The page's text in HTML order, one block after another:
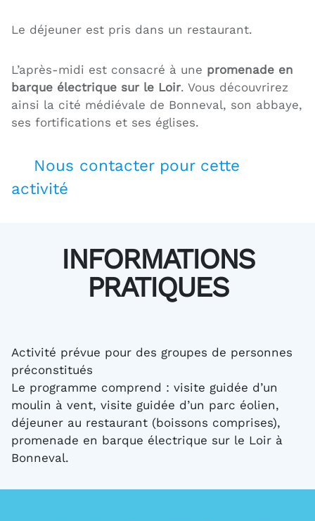
Le déjeuner est pris dans un restaurant.
L’après-midi est consacré à une promenade en
barque électrique sur le Loir. Vous découvrirez
ainsi la cité médiévale de Bonneval, son abbaye,
ses fortifications et ses églises.
Nous contacter pour cette
activité
INFORMATIONS
PRATIQUES
Activité prévue pour des groupes de personnes
préconstitués
Le programme comprend : visite guidée d’un
moulin à vent, visite guidée d’un parc éolien,
déjeuner au restaurant (boissons comprises),
promenade en barque électrique sur le Loir à
Bonneval.